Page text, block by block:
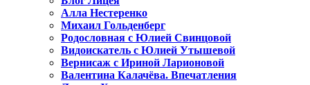
Алла Нестеренко
Михаил Гольденберг
Родословная с Юлией Свинцовой
Видоискатель с Юлией Утышевой
Вернисаж с Ириной Ларионовой
Валентина Калачёва. Впечатления